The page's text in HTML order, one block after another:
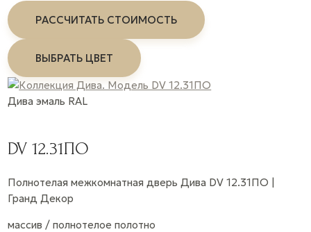
РАССЧИТАТЬ СТОИМОСТЬ
ВЫБРАТЬ ЦВЕТ
Дива эмаль RAL
DV 12.31ПО
Полнотелая межкомнатная дверь Дива DV 12.31ПО |
Гранд Декор
массив / полнотелое полотно